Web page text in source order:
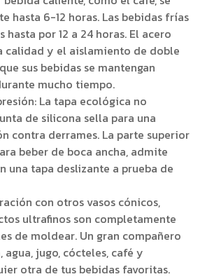
hasta 6-12 horas. Las bebidas frías
por 12 a 24 horas. El acero
calidad y el aislamiento de doble
sus bebidas se mantengan
mucho tiempo.
La tapa ecológica no
de silicona sella para una
contra derrames. La parte superior
beber de boca ancha, admite
una tapa deslizante a prueba de
con otros vasos cónicos,
ultrafinos son completamente
de moldear. Un gran compañero
agua, jugo, cócteles, café y
otra de tus bebidas favoritas.